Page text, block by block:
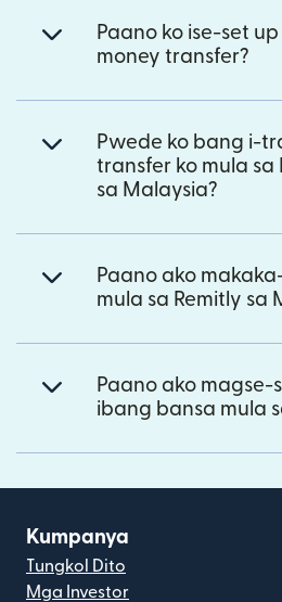
Paano ko ise-set
money transfer?
Pwede ko bang i-
transfer ko mula
sa Malaysia?
Paano ako
mula sa Remitly sa
Paano ako magse-
ibang bansa mula
Kumpanya
Tungkol Dito
Mga Investor